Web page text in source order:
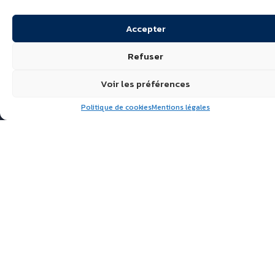
Accepter
Refuser
Voir les préférences
Politique de cookiesMentions légales